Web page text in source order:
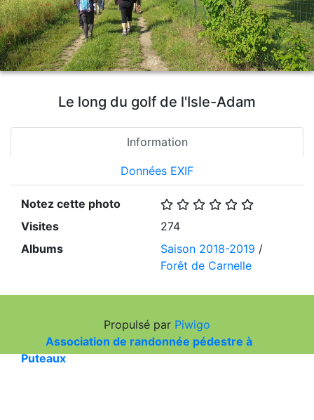
Le long du golf de l'Isle-Adam
Information
Données EXIF
Notez cette photo
Visites
274
Albums
Saison 2018-2019 /
Forêt de Carnelle
Propulsé par Piwigo
Association de randonnée pédestre à
Puteaux